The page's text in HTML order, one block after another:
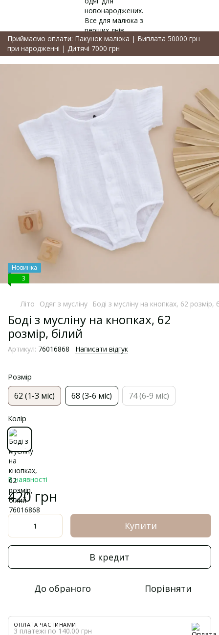
Приймаємо оплати: Пакунок малюка | Виплата 50000 грн
при народженні | Дитячі 7000 грн
Новинка
3
Літо Одяг з мусліну Боді з мусліну на кнопках, 62 розмір,
Боді з мусліну на кнопках, 62
розмір, білий
Артикул: 76016868 Написати відгук
Розмір
62 (1-3 міс) 68 (3-6 міс) 74 (6-9 міс)
Колір
В наявності
420 грн
Купити
В кредит
До обраного Порівняти
ОПЛАТА ЧАСТИНАМИ
3 платежі по 140.00 грн